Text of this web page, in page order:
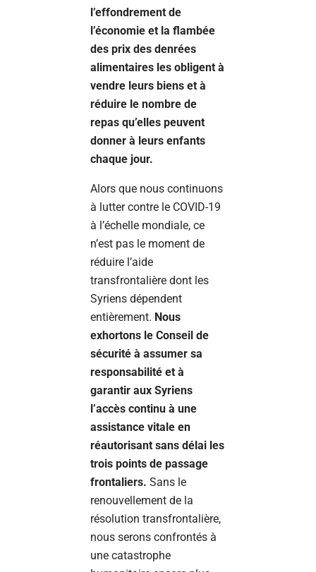
l’effondrement de
l’économie et la flambée
des prix des denrées
alimentaires les obligent à
vendre leurs biens et à
réduire le nombre de
repas qu’elles peuvent
donner à leurs enfants
chaque jour.
Alors que nous continuons
à lutter contre le COVID-19
à l’échelle mondiale, ce
n’est pas le moment de
réduire l’aide
transfrontalière dont les
Syriens dépendent
entièrement. Nous
exhortons le Conseil de
sécurité à assumer sa
responsabilité et à
garantir aux Syriens
l’accès continu à une
assistance vitale en
réautorisant sans délai les
trois points de passage
frontaliers. Sans le
renouvellement de la
résolution transfrontalière,
nous serons confrontés à
une catastrophe